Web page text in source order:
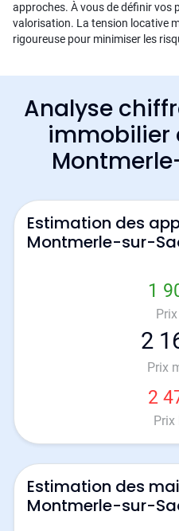
approches. À vous de définir vos
valorisation. La tension locative
rigoureuse pour minimiser les
Analyse
immobilier
Estimation des
Montmerle-sur-
1
2
Prix
2
Prix
Estimation des
Montmerle-sur-